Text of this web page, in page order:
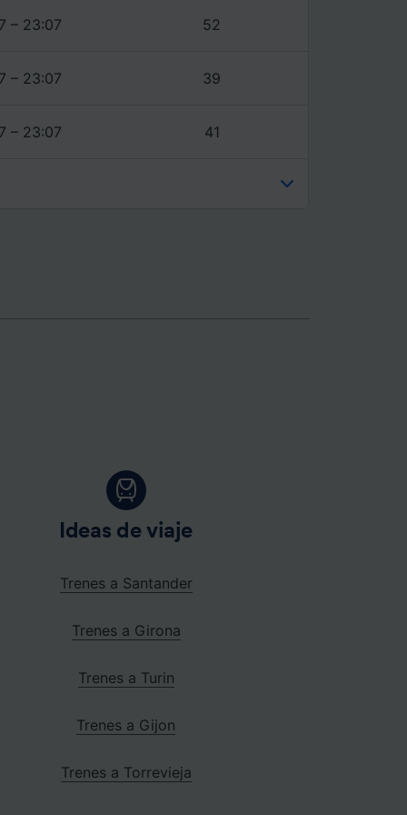
– 23:07 52
– 23:07 39
– 23:07 41
Ideas de viaje
Trenes a Santander
Trenes a Girona
Trenes a Turin
Trenes a Gijon
Trenes a Torrevieja